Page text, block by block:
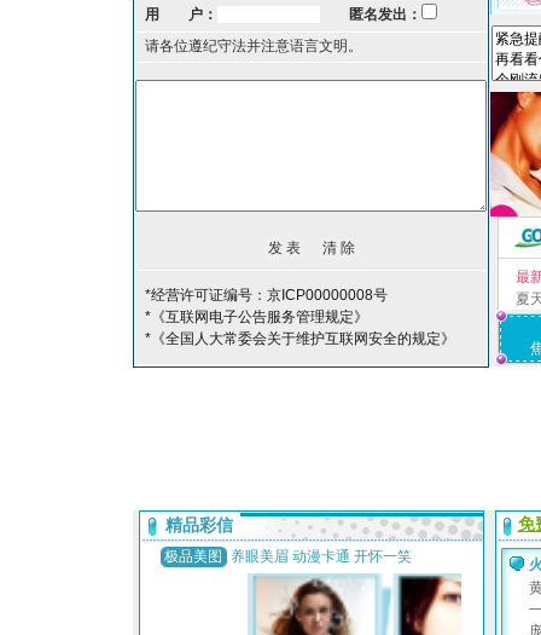
用 户：
匿名发出：
请各位遵纪守法并注意语言文明。
*经营许可证编号：京ICP00000008号
*《互联网电子公告服务管理规定》
*《全国人大常委会关于维护互联网安全的规定》
最
夏